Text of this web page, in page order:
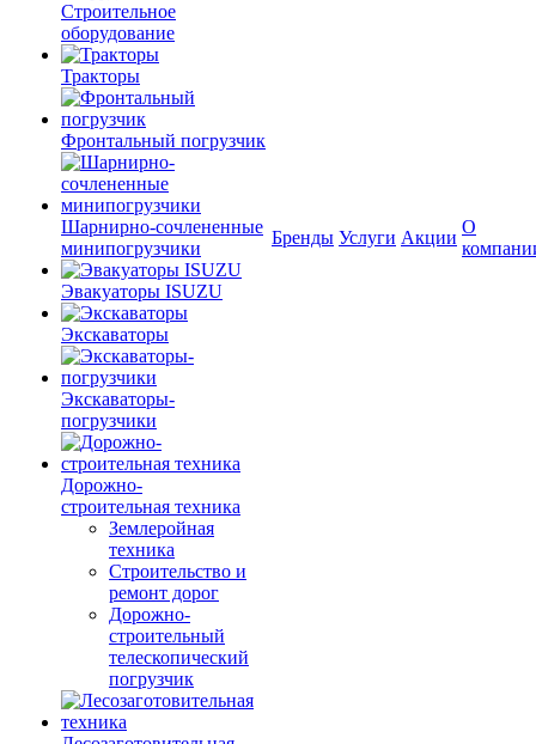
Строительное
оборудование
Тракторы
Фронтальный погрузчик
Шарнирно-сочлененные
минипогрузчики
Эвакуаторы ISUZU
Экскаваторы
Экскаваторы-
погрузчики
Дорожно-
строительная техника
Землеройная
техника
Строительство и
ремонт дорог
Дорожно-
строительный
телескопический
погрузчик
Бренды Услуги Акции
О